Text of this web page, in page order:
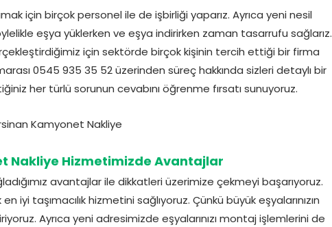
için birçok personel ile de işbirliği yaparız. Ayrıca yeni nesil
eşya yüklerken ve eşya indirirken zaman tasarrufu sağlarız.
için sektörde birçok kişinin tercih ettiği bir firma
0545 935 35 52 üzerinden süreç hakkında sizleri detaylı bir
her türlü sorunun cevabını öğrenme fırsatı sunuyoruz.
Nakliye Hizmetimizde Avantajlar
avantajlar ile dikkatleri üzerimize çekmeyi başarıyoruz.
taşımacılık hizmetini sağlıyoruz. Çünkü büyük eşyalarınızın
Ayrıca yeni adresimizde eşyalarınızı montaj işlemlerini de